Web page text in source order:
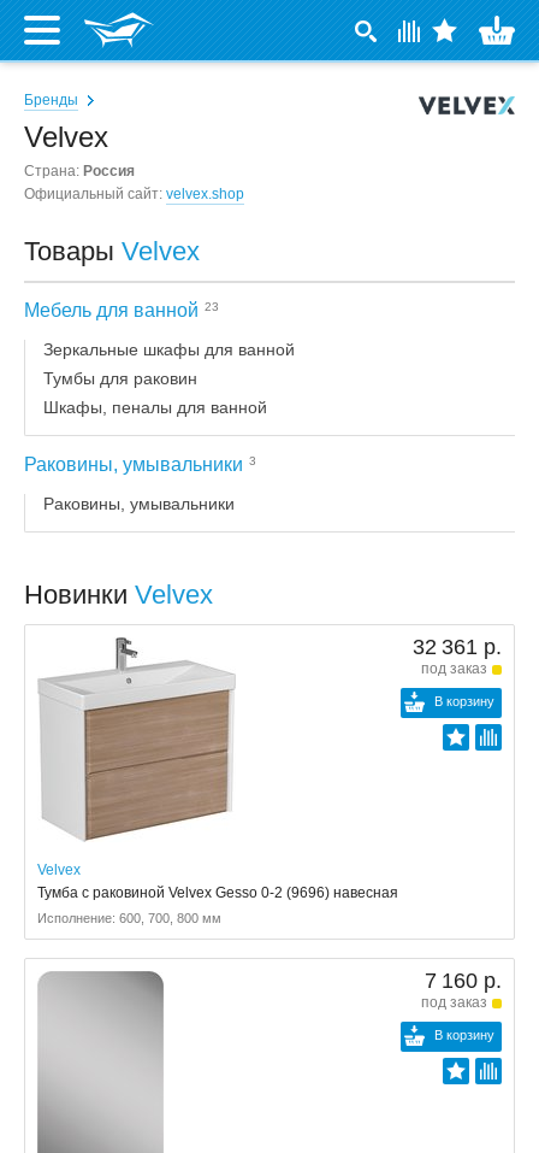
Бренды
Velvex
Страна: Россия
Официальный сайт: velvex.shop
Товары Velvex
Мебель для ванной 23
Зеркальные шкафы для ванной
Тумбы для раковин
Шкафы, пеналы для ванной
Раковины, умывальники 3
Раковины, умывальники
Новинки Velvex
32 361 р.
под заказ
В корзину
Velvex
Тумба с раковиной Velvex Gesso 0-2 (9696) навесная
Исполнение: 600, 700, 800 мм
7 160 р.
под заказ
В корзину